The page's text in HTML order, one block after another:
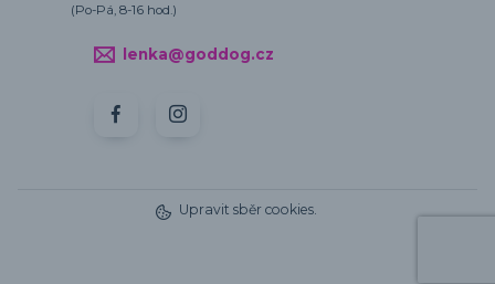
(Po-Pá, 8-16 hod.)
lenka@goddog.cz
Upravit sběr cookies.